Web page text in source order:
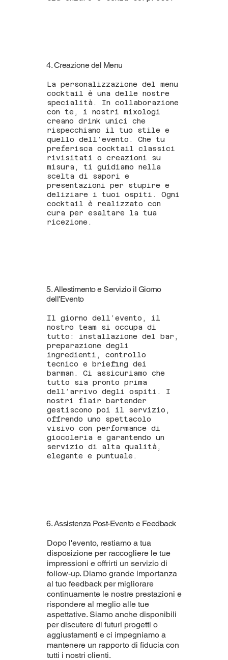
4. Creazione del Menu
La personalizzazione del menu
cocktail è una delle nostre
specialità. In collaborazione
con te, i nostri mixologi
creano drink unici che
rispecchiano il tuo stile e
quello dell’evento. Che tu
preferisca cocktail classici
rivisitati o creazioni su
misura, ti guidiamo nella
scelta di sapori e
presentazioni per stupire e
deliziare i tuoi ospiti. Ogni
cocktail è realizzato con
cura per esaltare la tua
ricezione.
5. Allestimento e Servizio il Giorno
dell'Evento
Il giorno dell’evento, il
nostro team si occupa di
tutto: installazione del bar,
preparazione degli
ingredienti, controllo
tecnico e briefing dei
barman. Ci assicuriamo che
tutto sia pronto prima
dell’arrivo degli ospiti. I
nostri flair bartender
gestiscono poi il servizio,
offrendo uno spettacolo
visivo con performance di
giocoleria e garantendo un
servizio di alta qualità,
elegante e puntuale.
6. Assistenza Post-Evento e Feedback
Dopo l'evento, restiamo a tua
disposizione per raccogliere le tue
impressioni e offrirti un servizio di
follow-up. Diamo grande importanza
al tuo feedback per migliorare
continuamente le nostre prestazioni e
rispondere al meglio alle tue
aspettative. Siamo anche disponibili
per discutere di futuri progetti o
aggiustamenti e ci impegniamo a
mantenere un rapporto di fiducia con
tutti i nostri clienti.